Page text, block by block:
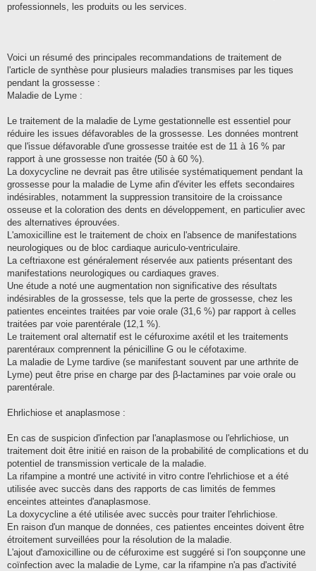
professionnels, les produits ou les services.
Voici un résumé des principales recommandations de traitement de
l'article de synthèse pour plusieurs maladies transmises par les tiques
pendant la grossesse :
Maladie de Lyme :
Le traitement de la maladie de Lyme gestationnelle est essentiel pour
réduire les issues défavorables de la grossesse. Les données montrent
que l'issue défavorable d'une grossesse traitée est de 11 à 16 % par
rapport à une grossesse non traitée (50 à 60 %).
La doxycycline ne devrait pas être utilisée systématiquement pendant la
grossesse pour la maladie de Lyme afin d'éviter les effets secondaires
indésirables, notamment la suppression transitoire de la croissance
osseuse et la coloration des dents en développement, en particulier avec
des alternatives éprouvées.
L'amoxicilline est le traitement de choix en l'absence de manifestations
neurologiques ou de bloc cardiaque auriculo-ventriculaire.
La ceftriaxone est généralement réservée aux patients présentant des
manifestations neurologiques ou cardiaques graves.
Une étude a noté une augmentation non significative des résultats
indésirables de la grossesse, tels que la perte de grossesse, chez les
patientes enceintes traitées par voie orale (31,6 %) par rapport à celles
traitées par voie parentérale (12,1 %).
Le traitement oral alternatif est le céfuroxime axétil et les traitements
parentéraux comprennent la pénicilline G ou le céfotaxime.
La maladie de Lyme tardive (se manifestant souvent par une arthrite de
Lyme) peut être prise en charge par des β-lactamines par voie orale ou
parentérale.
Ehrlichiose et anaplasmose :
En cas de suspicion d'infection par l'anaplasmose ou l'ehrlichiose, un
traitement doit être initié en raison de la probabilité de complications et du
potentiel de transmission verticale de la maladie.
La rifampine a montré une activité in vitro contre l'ehrlichiose et a été
utilisée avec succès dans des rapports de cas limités de femmes
enceintes atteintes d'anaplasmose.
La doxycycline a été utilisée avec succès pour traiter l'ehrlichiose.
En raison d'un manque de données, ces patientes enceintes doivent être
étroitement surveillées pour la résolution de la maladie.
L'ajout d'amoxicilline ou de céfuroxime est suggéré si l'on soupçonne une
coïnfection avec la maladie de Lyme, car la rifampine n'a pas d'activité